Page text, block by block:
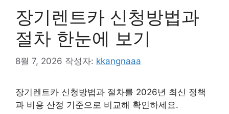
장기렌트카 신청방법과
절차 한눈에 보기
8월 7, 2026 작성자: kkangnaaa
장기렌트카 신청방법과 절차를 2026년 최신 정책
과 비용 산정 기준으로 비교해 확인하세요.